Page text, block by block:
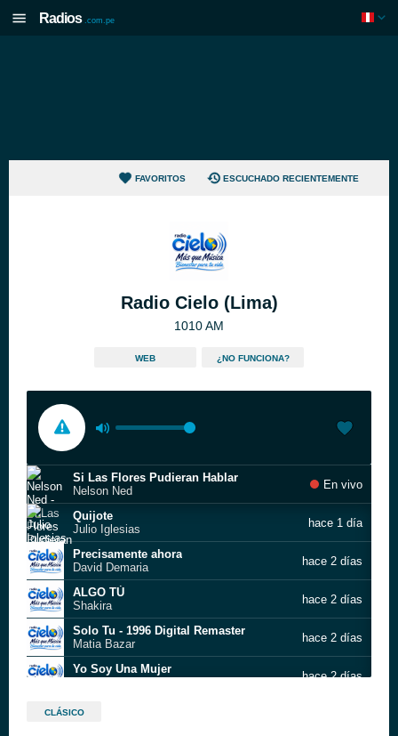
Radios .com.pe
FAVORITOS ESCUCHADO RECIENTEMENTE
Radio Cielo (Lima)
1010 AM
WEB ¿NO FUNCIONA?
Si Las Flores Pudieran Hablar
Nelson Ned
En vivo
Quijote
Julio Iglesias
hace 1 día
Precisamente ahora
David Demaria
hace 2 días
ALGO TÚ
Shakira
hace 2 días
Solo Tu - 1996 Digital Remaster
Matia Bazar
hace 2 días
Yo Soy Una Mujer
hace 2 días
30 Horas
CLÁSICO